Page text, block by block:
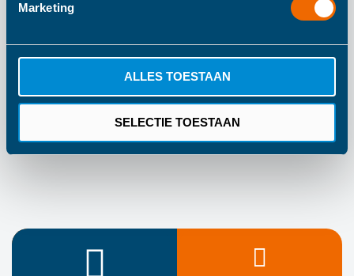
Marketing
ALLES TOESTAAN
SELECTIE TOESTAAN
Haba
1 Jaar Fabrieksgarantie